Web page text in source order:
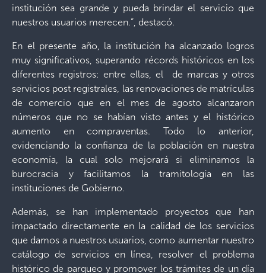
institución sea grande y pueda brindar el servicio que
nuestros usuarios merecen.”, destacó.
En el presente año, la institución ha alcanzado logros
muy significativos, superando récords históricos en los
diferentes registros: entre ellas, el de marcas y otros
servicios post registrales, las renovaciones de matrículas
de comercio que en el mes de agosto alcanzaron
números que no se habían visto antes y el histórico
aumento en compraventas. Todo lo anterior,
evidenciando la confianza de la población en nuestra
economía, la cual solo mejorará si eliminamos la
burocracia y facilitamos la tramitología en las
instituciones de Gobierno.
Además, se han implementado proyectos que han
impactado directamente en la calidad de los servicios
que damos a nuestros usuarios, como aumentar nuestro
catálogo de servicios en línea, resolver el problema
histórico de parqueo y promover los trámites de un día